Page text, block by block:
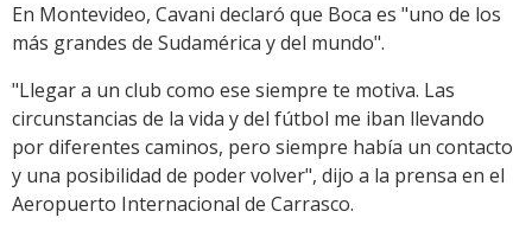
En Montevideo, Cavani declaró que Boca es "uno de los
más grandes de Sudamérica y del mundo".
"Llegar a un club como ese siempre te motiva. Las
circunstancias de la vida y del fútbol me iban llevando
por diferentes caminos, pero siempre había un contacto
y una posibilidad de poder volver", dijo a la prensa en el
Aeropuerto Internacional de Carrasco.